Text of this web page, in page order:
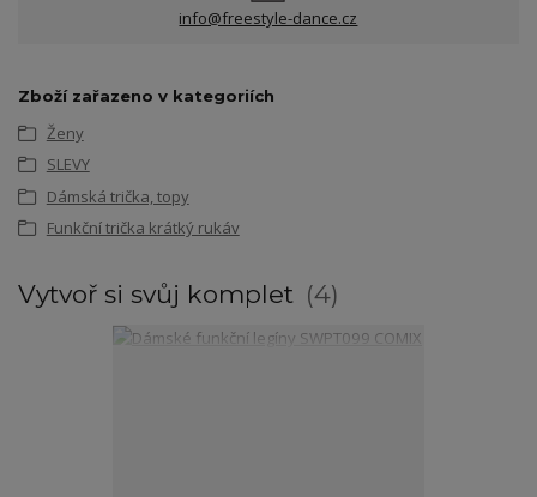
info@freestyle-dance.cz
Zboží zařazeno v kategoriích
Ženy
SLEVY
Dámská trička, topy
Funkční trička krátký rukáv
Vytvoř si svůj komplet 4